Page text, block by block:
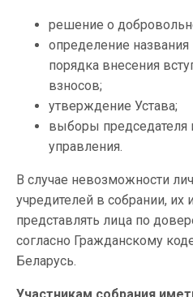
решение о
определение названия
порядка внесения
взносов;
утверждение Устава;
выборы председателя
управления.
В случае невозможности
учредителей в собрании, их
представлять лица по
согласно Гражданскому
Беларусь.